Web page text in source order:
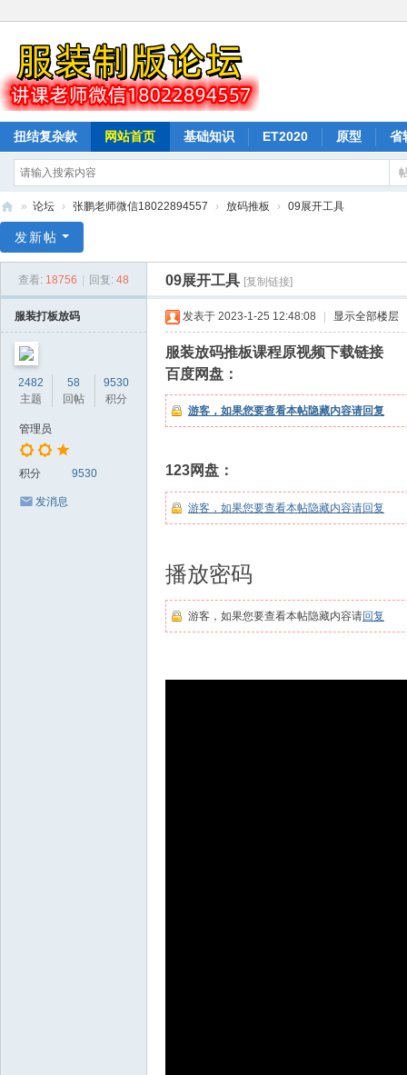
扭结复杂款 网站首页 基础知识 ET2020 原型 省
本
» 论坛 › 张鹏老师微信18022894557 › 放码推板 › 09展开工具
发新帖
查看: 18756 回复: 48 09展开工具 [复制链接]
服装打板放码
2482
主题
58
回帖
9530
积分
管理员
积分 9530
发消息
发表于 2023-1-25 12:48:08 显示全部楼层
服装放码推板课程原视频下载链接
百度网盘：
游客，如果您要查看本帖隐藏内容请回复
123网盘：
游客，如果您要查看本帖隐藏内容请回复
播放密码
游客，如果您要查看本帖隐藏内容请回复